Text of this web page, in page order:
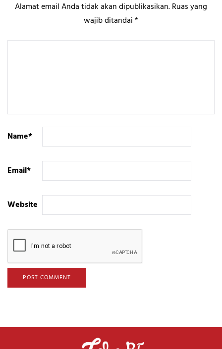
Alamat email Anda tidak akan dipublikasikan.Ruas yang
wajib ditandai*
Name*
Email*
Website